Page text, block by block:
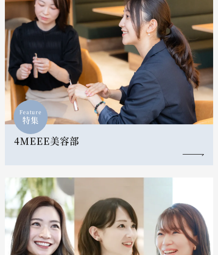
Feature
特集
4MEEE美容部